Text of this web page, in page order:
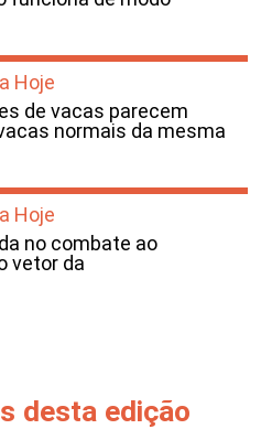
Hoje
de vacas parecem
normais da mesma
Hoje
no combate ao
vetor da
desta edição